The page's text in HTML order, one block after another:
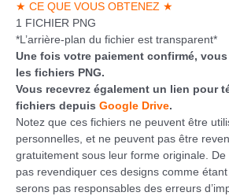
★ CE QUE VOUS OBTENEZ ★
1 FICHIER PNG
*L’arrière-plan du fichier est transparent*
Une fois votre paiement confirmé,
les fichiers PNG.
Vous recevrez également un lien pour
fichiers depuis Google Drive.
Notez que ces fichiers ne peuvent être
personnelles, et ne peuvent pas être
gratuitement sous leur forme originale.
pas revendiquer ces designs comme
serons pas responsables des erreurs